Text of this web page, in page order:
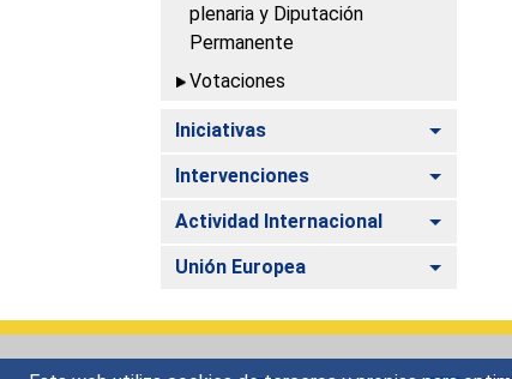
plenaria y Diputación
Permanente
Votaciones
Iniciativas Alternar
Intervenciones Alternar
Actividad Internacional Alternar
Unión Europea Alternar